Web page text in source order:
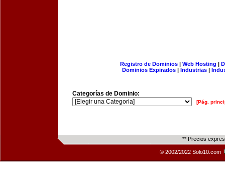
Registro de Dominios| Web Hosting |
Dominios Expirados | Industrias |
Categorías de Dominio:
[Pág.
** Precios
© 2002/2022 Solo10.com